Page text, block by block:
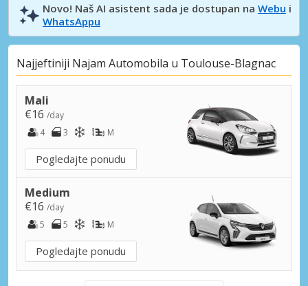
Novo! Naš AI asistent sada je dostupan na Webu i
WhatsAppu
Najjeftiniji Najam Automobila u Toulouse-Blagnac
Mali
€16 /day
4
3 M
Pogledajte ponudu
Medium
€16 /day
5
5 M
Pogledajte ponudu